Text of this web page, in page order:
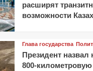
расширят
возможности
Глава государства
Президент назвал
800-километровую